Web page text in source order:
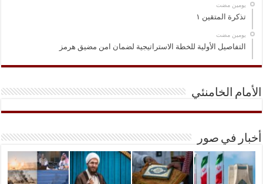
‏يومين مضت
تذكرة المتقين ١
‏يومين مضت
التفاصيل الأولية للخطة الاستراتيجية لضمان امن مضيق هرمز
الأمام الخامنئي
أخبار في صور